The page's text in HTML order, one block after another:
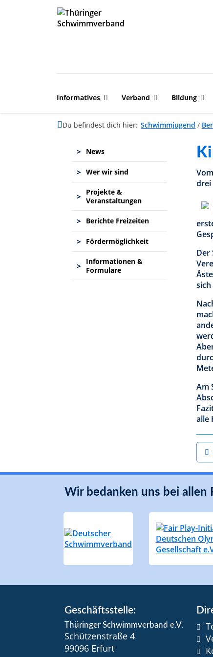
Informatives Verband Bildung
Du befindest dich hier: Schwimmjugend /
> News
> Wer wir sind
>
Projekte &
Veranstaltungen
> Berichte Freizeiten
> Fördermöglichkeit
>
Informationen &
Formulare
drei
Der
Am
alle
Wir bedanken uns bei allen
Geschäftsstelle:
Thüringer Schwimmverband e.V.
Schützenstraße 4
99096 Erfurt